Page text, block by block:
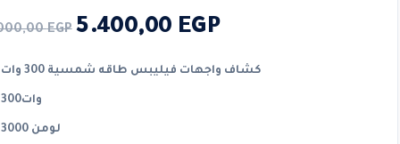
EGP 5.400,00 EGP
كشاف واجهات فيليبس طاقه شمسية 300 وات
3000 لومن